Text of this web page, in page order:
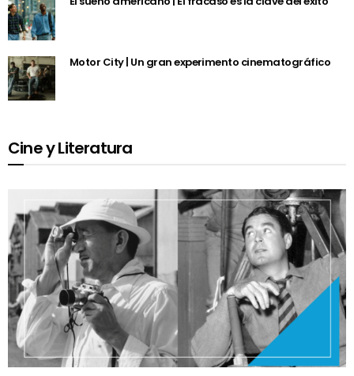
Motor City | Un gran experimento cinematográfico
Cine y Literatura